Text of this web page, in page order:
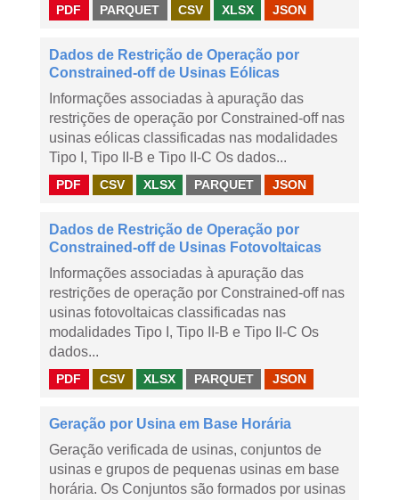
PDF PARQUET CSV XLSX JSON
Dados de Restrição de Operação por
Constrained-off de Usinas Eólicas
Informações associadas à apuração das
restrições de operação por Constrained-off nas
usinas eólicas classificadas nas modalidades
Tipo I, Tipo II-B e Tipo II-C Os dados...
PDF CSV XLSX PARQUET JSON
Dados de Restrição de Operação por
Constrained-off de Usinas Fotovoltaicas
Informações associadas à apuração das
restrições de operação por Constrained-off nas
usinas fotovoltaicas classificadas nas
modalidades Tipo I, Tipo II-B e Tipo II-C Os
dados...
PDF CSV XLSX PARQUET JSON
Geração por Usina em Base Horária
Geração verificada de usinas, conjuntos de
usinas e grupos de pequenas usinas em base
horária. Os Conjuntos são formados por usinas